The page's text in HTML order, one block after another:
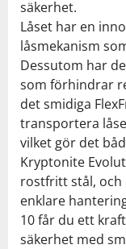
säkerhet.
Låset har en
låsmekanism
Dessutom har
som förhindrar
det smidiga
transportera
vilket gör det
Kryptonite
rostfritt stål, och
enklare
10 får du ett
säkerhet med